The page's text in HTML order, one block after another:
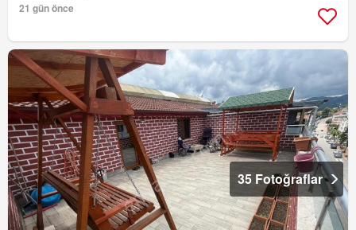
21 gün önce
35 Fotoğraflar